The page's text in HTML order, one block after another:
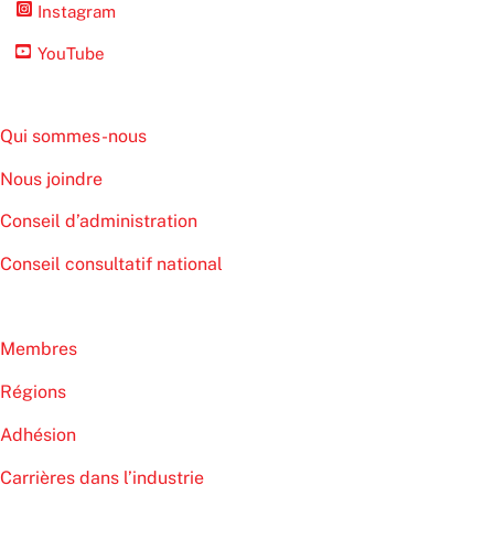
Instagram
YouTube
Qui sommes-nous
Nous joindre
Conseil d’administration
Conseil consultatif national
Membres
Régions
Adhésion
Carrières dans l’industrie